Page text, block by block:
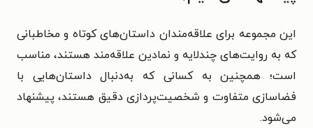
این مجموعه برای علاقه‌مندان داستان‌های کوتاه و مخاطبانی
که به روایت‌های چندلایه و نمادین علاقه‌مند هستند، مناسب
است؛ همچنین به کسانی که به‌دنبال داستان‌هایی با
فضاسازی متفاوت و شخصیت‌پردازی دقیق هستند، پیشنهاد
می‌شود.